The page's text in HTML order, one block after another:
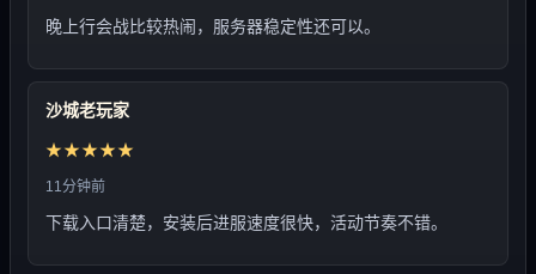
晚上行会战比较热闹，服务器稳定性还可以。
沙城老玩家
★★★★★
11分钟前
下载入口清楚，安装后进服速度很快，活动节奏不错。